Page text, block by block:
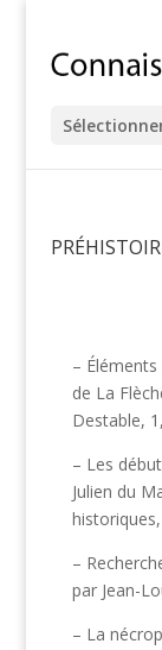
–
de La
Destable,
– Les
Julien du
–
par Jean-
– La